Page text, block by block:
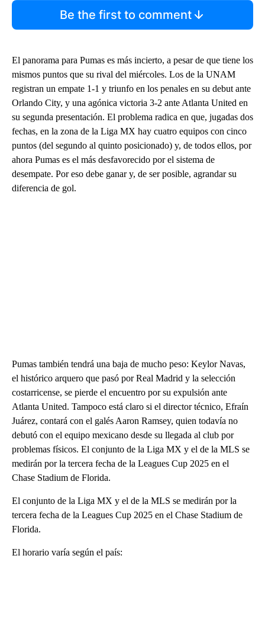
Be the first to comment
El panorama para Pumas es más incierto, a pesar de que tiene los
mismos puntos que su rival del miércoles. Los de la UNAM
registran un empate 1-1 y triunfo en los penales en su debut ante
Orlando City, y una agónica victoria 3-2 ante Atlanta United en
su segunda presentación. El problema radica en que, jugadas dos
fechas, en la zona de la Liga MX hay cuatro equipos con cinco
puntos (del segundo al quinto posicionado) y, de todos ellos, por
ahora Pumas es el más desfavorecido por el sistema de
desempate. Por eso debe ganar y, de ser posible, agrandar su
diferencia de gol.
Pumas también tendrá una baja de mucho peso: Keylor Navas,
el histórico arquero que pasó por Real Madrid y la selección
costarricense, se pierde el encuentro por su expulsión ante
Atlanta United. Tampoco está claro si el director técnico, Efraín
Juárez, contará con el galés Aaron Ramsey, quien todavía no
debutó con el equipo mexicano desde su llegada al club por
problemas físicos. El conjunto de la Liga MX y el de la MLS se
medirán por la tercera fecha de la Leagues Cup 2025 en el
Chase Stadium de Florida.
El conjunto de la Liga MX y el de la MLS se medirán por la
tercera fecha de la Leagues Cup 2025 en el Chase Stadium de
Florida.
El horario varía según el país: